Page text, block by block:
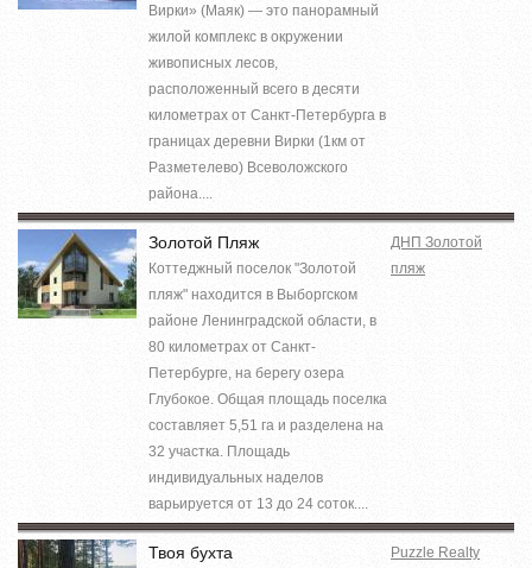
Вирки» (Маяк) — это панорамный
жилой комплекс в окружении
живописных лесов,
расположенный всего в десяти
километрах от Санкт-Петербурга в
границах деревни Вирки (1км от
Разметелево) Всеволожского
района....
Золотой Пляж
Коттеджный поселок "Золотой
пляж" находится в Выборгском
районе Ленинградской области, в
80 километрах от Санкт-
Петербурге, на берегу озера
Глубокое. Общая площадь поселка
составляет 5,51 га и разделена на
32 участка. Площадь
индивидуальных наделов
варьируется от 13 до 24 соток....
ДНП Золотой
пляж
Твоя бухта Puzzle Realty